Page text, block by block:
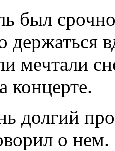
был
держаться
мечтали
концерте.
долгий
о нем.